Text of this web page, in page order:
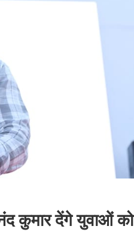
कुमार देंगे युवाओं को